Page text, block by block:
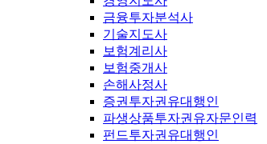
금융투자분석사
기술지도사
보험계리사
보험중개사
손해사정사
증권투자권유대행인
파생상품투자권유자문인력
펀드투자권유대행인